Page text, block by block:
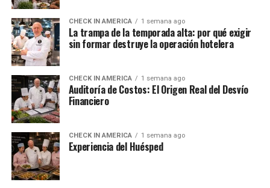
CHECK IN AMERICA 1 semana ago
La trampa de la temporada alta: por qué exigir
sin formar destruye la operación hotelera
CHECK IN AMERICA 1 semana ago
Auditoría de Costos: El Origen Real del Desvío
Financiero
CHECK IN AMERICA 1 semana ago
Experiencia del Huésped